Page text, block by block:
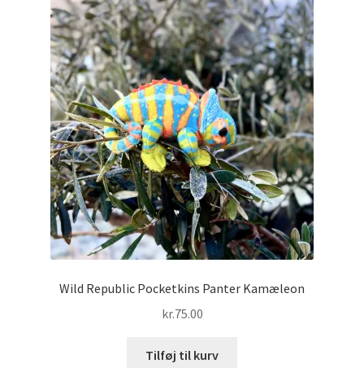
Wild Republic Pocketkins Panter Kamæleon
kr.75.00
Tilføj til kurv